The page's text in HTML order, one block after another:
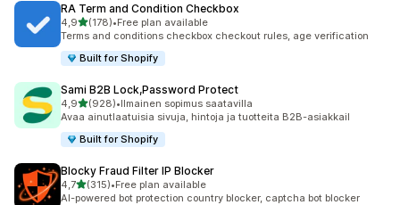
RA Term and Condition Checkbox
4,9/ 5 tähteä
(178)
178 arvostelua yhteensä
•Free plan available
Terms and conditions checkbox checkout rules, age verification
Built for Shopify
Sami B2B Lock,Password Protect
4,9/ 5 tähteä
(928)
928 arvostelua yhteensä
•Ilmainen sopimus saatavilla
Avaa ainutlaatuisia sivuja, hintoja ja tuotteita B2B-asiakkail
Built for Shopify
Blocky Fraud Filter IP Blocker
4,7/ 5 tähteä
(315)
315 arvostelua yhteensä
•Free plan available
AI-powered bot protection country blocker, captcha bot blocker